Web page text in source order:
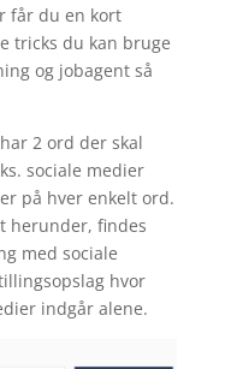
får du en kort
tricks du kan bruge
og jobagent så
2 ord der skal
sociale medier
på hver enkelt ord.
herunder, findes
med sociale
hvor
indgår alene.